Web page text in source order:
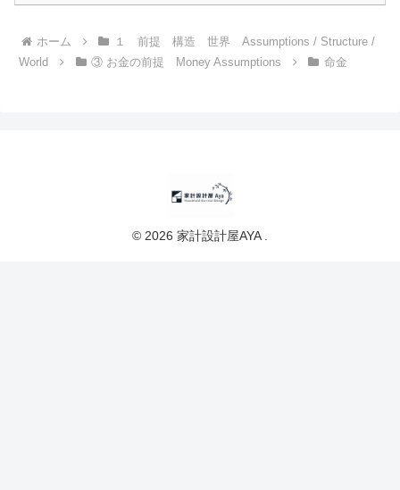
ホーム
１ 前提 構造 世界 Assumptions / Structure /
World
③ お金の前提 Money Assumptions 命金
© 2026 家計設計屋AYA .